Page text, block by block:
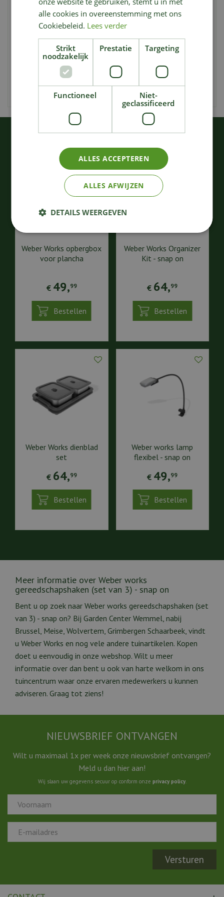
gereedschap dat je nodig hebt bij de hand en maak ruimte
vrij op je zijtafels.
• Set van 3 verplaatsbare haken
• Klik ze op de Weber Works-zijrails
• Houd gereedschappen bij elkaar en toegankelijk
• Maak ruimte vrij op de zijtafel
• Vaatwasserbestendig
Weber Works opbergbox
voor plancha
€ 49,99
Bestellen
Weber Works Organizer
Kit - snap on
€ 64,99
Bestellen
Weber Works dienblad
set
€ 64,99
Bestellen
Weber works lamp
flexibel - snap on
€ 49,99
Bestellen
Meer informatie over Weber works
gereedschapshaken (set van 3) - snap on
Bent u op zoek naar Weber works gereedschapshaken (set
van 3) - snap on? Bij Garden Center Wemmel, nabij
Brussel, Meise, Wolvertem, Grimbergen Schaarbeek, vindt
u Weber Works en nog vele andere tuinartikelen. Kopen
doet u eenvoudig in onze webshop. Wilt u meer
informatie over dan bent u ook van harte welkom in ons
tuincentrum waar onze ervaren medewerkers u kunnen
adviseren. Graag tot ziens!
NIEUWSBRIEF ONTVANGEN
Wilt u maximaal 1x per week onze nieuwsbrief ontvangen?
Meld u dan hier aan!
Wij slaan uw gegevens secuur op conform onze privacy policy.
alle cookies in overeenstemming met ons
Cookiebeleid. Lees verder
Strikt
noodzakelijk
Prestatie Targeting
Functioneel
Niet-
geclassificeerd
ALLES ACCEPTEREN
ALLES AFWIJZEN
DETAILS WEERGEVEN